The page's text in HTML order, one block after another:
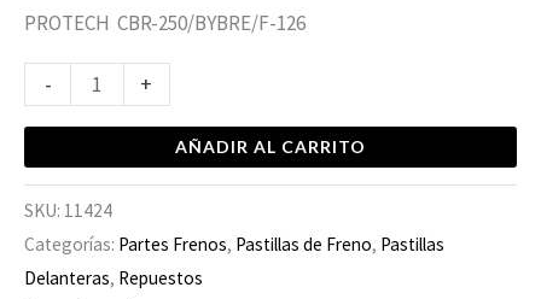
PROTECH CBR-250/BYBRE/F-126
- +
AÑADIR AL CARRITO
SKU: 11424
Categorías: Partes Frenos, Pastillas de Freno, Pastillas
Delanteras, Repuestos